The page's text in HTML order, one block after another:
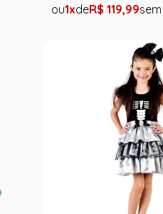
1 R$ 119,99